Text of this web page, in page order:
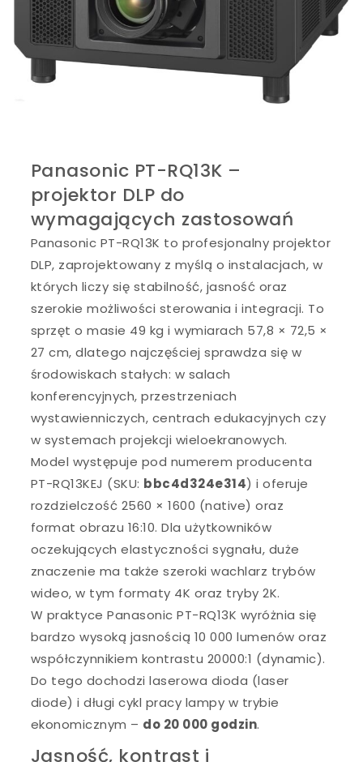
Panasonic PT-RQ13K –
projektor DLP do
wymagających zastosowań
Panasonic PT-RQ13K to profesjonalny projektor
DLP, zaprojektowany z myślą o instalacjach, w
których liczy się stabilność, jasność oraz
szerokie możliwości sterowania i integracji. To
sprzęt o masie 49 kg i wymiarach 57,8 × 72,5 ×
27 cm, dlatego najczęściej sprawdza się w
środowiskach stałych: w salach
konferencyjnych, przestrzeniach
wystawienniczych, centrach edukacyjnych czy
w systemach projekcji wieloekranowych.
Model występuje pod numerem producenta
PT-RQ13KEJ (SKU: bbc4d324e314) i oferuje
rozdzielczość 2560 × 1600 (native) oraz
format obrazu 16:10. Dla użytkowników
oczekujących elastyczności sygnału, duże
znaczenie ma także szeroki wachlarz trybów
wideo, w tym formaty 4K oraz tryby 2K.
W praktyce Panasonic PT-RQ13K wyróżnia się
bardzo wysoką jasnością 10 000 lumenów oraz
współczynnikiem kontrastu 20000:1 (dynamic).
Do tego dochodzi laserowa dioda (laser
diode) i długi cykl pracy lampy w trybie
ekonomicznym – do 20 000 godzin.
Jasność, kontrast i